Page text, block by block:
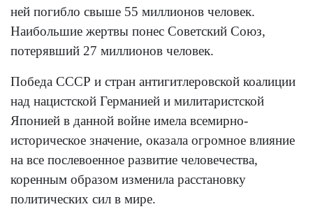
ней погибло свыше 55 миллионов человек.
Наибольшие жертвы понес Советский Союз,
потерявший 27 миллионов человек.
Победа СССР и стран антигитлеровской коалиции
над нацистской Германией и милитаристской
Японией в данной войне имела всемирно-
историческое значение, оказала огромное влияние
на все послевоенное развитие человечества,
коренным образом изменила расстановку
политических сил в мире.